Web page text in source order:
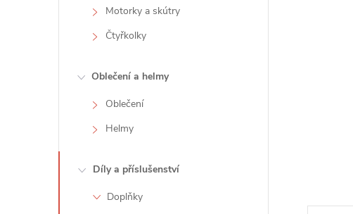
p
Motorky a skútry
Čtyřkolky
Oblečení a helmy
Oblečení
Helmy
Díly a příslušenství
Doplňky